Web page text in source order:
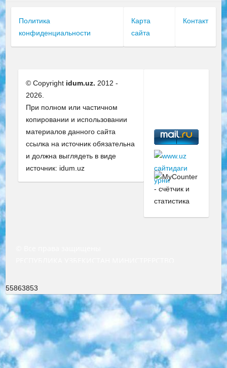
Политика
конфиденциальности
Карта
сайта
Контакт
© Copyright idum.uz. 2012 -
2026.
При полном или частичном
копировании и использовании
материалов данного сайта
ссылка на источник обязательна
и должна выглядеть в виде
источник: idum.uz
55863853